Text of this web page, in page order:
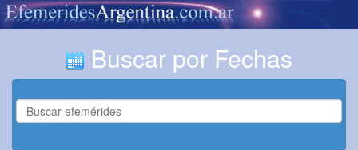
Buscar por Fechas